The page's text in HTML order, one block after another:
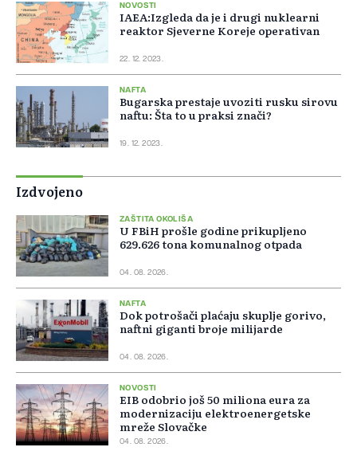
NOVOSTI
IAEA:Izgleda da je i drugi nuklearni
reaktor Sjeverne Koreje operativan
22. 12. 2023.
NAFTA
Bugarska prestaje uvoziti rusku sirovu
naftu: Šta to u praksi znači?
19. 12. 2023.
Izdvojeno
ZAŠTITA OKOLIŠA
U FBiH prošle godine prikupljeno
629.626 tona komunalnog otpada
04. 08. 2026.
NAFTA
Dok potrošači plaćaju skuplje gorivo,
naftni giganti broje milijarde
04. 08. 2026.
NOVOSTI
EIB odobrio još 50 miliona eura za
modernizaciju elektroenergetske
mreže Slovačke
04. 08. 2026.